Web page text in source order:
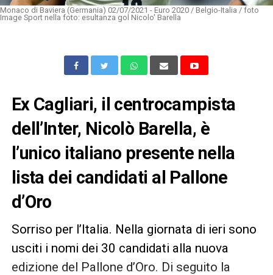
Monaco di Baviera (Germania) 02/07/2021 - Euro 2020 / Belgio-Italia / foto
Image Sport nella foto: esultanza gol Nicolo' Barella
Ex Cagliari, il centrocampista
dell’Inter, Nicolò Barella, è
l’unico italiano presente nella
lista dei candidati al Pallone
d’Oro
Sorriso per l’Italia. Nella giornata di ieri sono
usciti i nomi dei 30 candidati alla nuova
edizione del Pallone d’Oro. Di seguito la